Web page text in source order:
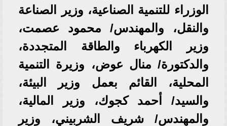
الوزراء للتنمية الصناعية، وزير الصناعة
والنقل، والمهندس/ محمود عصمت،
وزير الكهرباء والطاقة المتجددة،
والدكتورة/ منال عوض، وزيرة التنمية
المحلية، القائم بعمل وزير البيئة،
والسيد/ أحمد كجوك، وزير المالية،
والمهندس/ شريف الشربيني، وزير